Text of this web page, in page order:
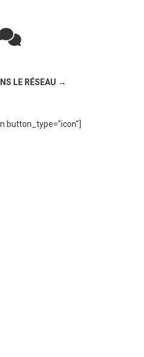
LE RÉSEAU →
button_type="icon"]